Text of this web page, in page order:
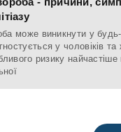
може виникнути у
у чоловіків та
ризику